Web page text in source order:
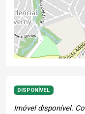
DISPONÍVEL
Imóvel disponível.